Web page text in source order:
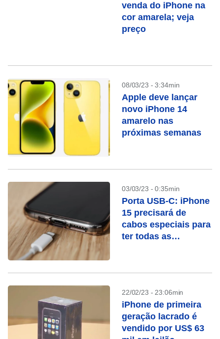
venda do iPhone na
cor amarela; veja
preço
08/03/23 - 3:34min
Apple deve lançar
novo iPhone 14
amarelo nas
próximas semanas
03/03/23 - 0:35min
Porta USB-C: iPhone
15 precisará de
cabos especiais para
ter todas as
22/02/23 - 23:06min
iPhone de primeira
geração lacrado é
vendido por US$ 63